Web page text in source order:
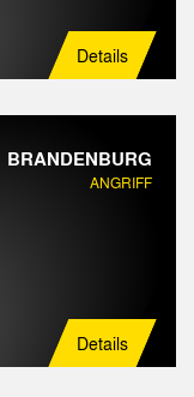
Details
BRANDENBURG
ANGRIFF
Details